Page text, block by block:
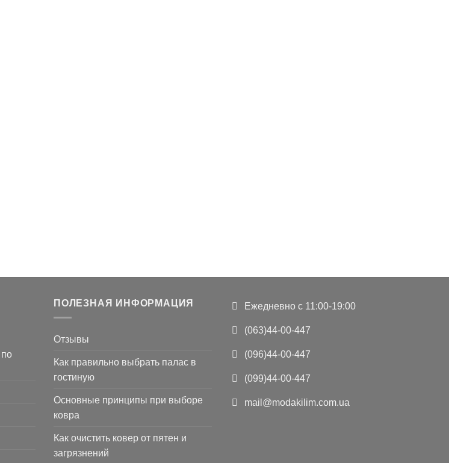
ПОЛЕЗНАЯ ИНФОРМАЦИЯ
Отзывы
Как правильно выбрать палас в
гостиную
Основные принципы при выборе
ковра
Как очистить ковер от пятен и
загрязнений
Ежедневно с 11:00-19:00
(063)44-00-447
(096)44-00-447
(099)44-00-447
mail@modakilim.com.ua